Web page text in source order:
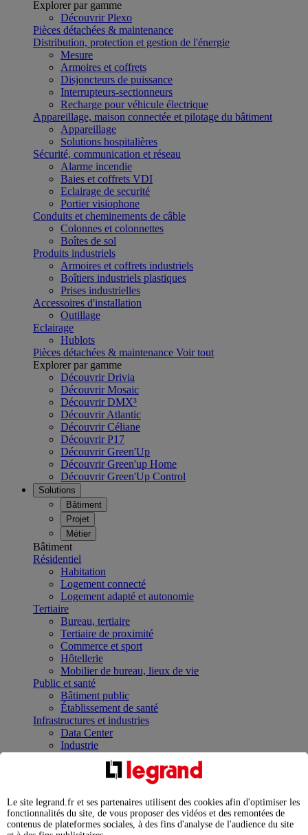
Explorer par gamme
Découvrir Plexo
Pièces détachées & maintenance
Distribution, protection et gestion de l'énergie
Mesure
Armoires et coffrets
Disjoncteurs de puissance
Interrupteurs-sectionneurs
Recharge pour véhicule électrique
Appareillage, maison connectée et pilotage du bâtiment
Appareillage
Solutions hospitalières
Sécurité, communication et réseau
Alarme incendie
Baies et coffrets VDI
Eclairage de securité
Portier visiophone
Conduits et cheminements de câble
Colonnes et colonnettes
Boîtes de sol
Produits industriels
Armoires et coffrets industriels
Boîtiers industriels plastiques
Prises industrielles
Accessoires d'installation
Outillage
Eclairage
Hublots
Pièces détachées & maintenance Voir tout
Explorer par gamme
Découvrir Drivia
Découvrir Mosaic
Découvrir DMX³
Découvrir Atlantic
Découvrir Céliane
Découvrir P17
Découvrir Green'Up
Découvrir Green'up Home
Découvrir Green'Up Control
Solutions
Bâtiment
Projet
Métier
Bâtiment
Résidentiel
Habitation
Logement connecté
Logement adapté et autonomie
Tertiaire
Bureau, tertiaire
Tertiaire de proximité
Commerce et sport
Hôtellerie
Mobilier de bureau, lieux de vie
Public et santé
Bâtiment public
Établissement de santé
Infrastructures et industries
Data Center
Industrie
Infrastructures
Contrôler et planifier le fonctionnement des appareils
Répartir et optimiser son tableau électrique
Legrand Data Center Solutions : concentrer les
expertises au service de vos performances
Le site legrand.fr et ses partenaires utilisent des cookies afin d'optimiser les
fonctionnalités du site, de vous proposer des vidéos et des remontées de
contenus de plateformes sociales, à des fins d'analyse de l'audience du site